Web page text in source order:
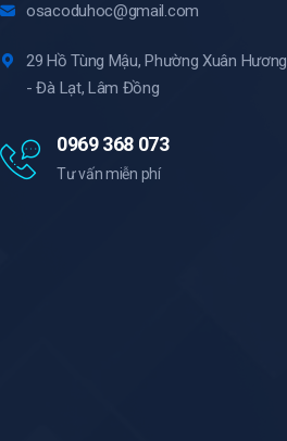
osacoduhoc@gmail.com
29 Hồ Tùng Mậu, Phường Xuân Hương
- Đà Lạt, Lâm Đồng
0969 368 073
Tư vấn miễn phí